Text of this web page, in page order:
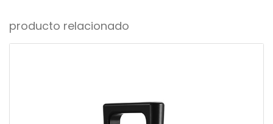
producto relacionado